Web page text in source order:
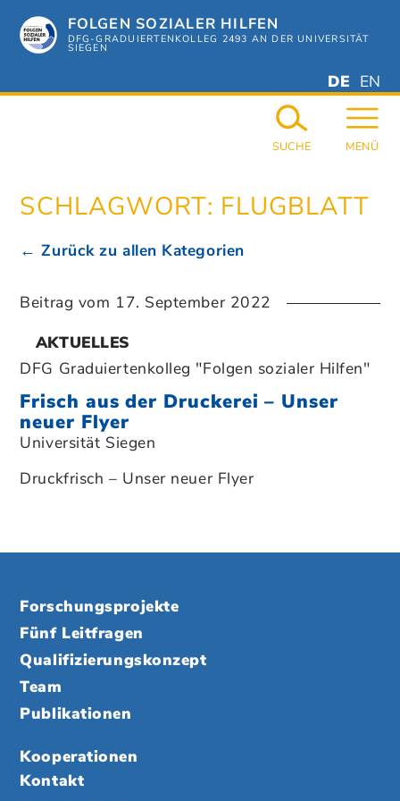
Hauptinhalt
springen
FOLGEN SOZIALER HILFEN
DFG-GRADUIERTENKOLLEG 2493 AN DER UNIVERSITÄT
SIEGEN
DEUTSCH
GERMAN
DE EN
MENÜ
SUCHE
SCHLAGWORT: FLUGBLATT
← Zurück zu allen Kategorien
Frisch aus der Druckerei – Unser
neuer Flyer
Beitrag vom 17. September 2022
AKTUELLES
DFG Graduiertenkolleg "Folgen sozialer Hilfen"
Universität Siegen
Druckfrisch – Unser neuer Flyer
Forschungsprojekte
Fünf Leitfragen
Qualifizierungskonzept
Team
Publikationen
Kooperationen
Kontakt